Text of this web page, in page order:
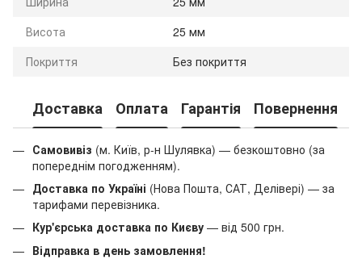
Висота
25 мм
Покриття
Без покриття
Доставка Оплата Гарантія Повернення
Самовивіз (м. Київ, р-н Шулявка) — безкоштовно (за
попереднім погодженням).
Доставка по Україні (Нова Пошта, САТ, Делівері) — за
тарифами перевізника.
Кур'єрська доставка по Києву — від 500 грн.
Відправка в день замовлення!